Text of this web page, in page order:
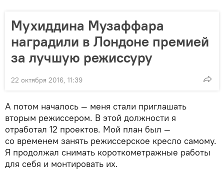
Мухиддина Музаффара
наградили в Лондоне премией
за лучшую режиссуру
22 октября 2016, 11:39
А потом началось — меня стали приглашать
вторым режиссером. В этой должности я
отработал 12 проектов. Мой план был —
со временем занять режиссерское кресло самому.
Я продолжал снимать короткометражные работы
для себя и монтировать их.